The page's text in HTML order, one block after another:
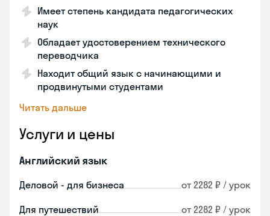
Имеет степень кандидата педагогических
наук
Обладает удостоверением технического
переводчика
Находит общий язык с начинающими и
продвинутыми студентами
Читать дальше
Услуги и цены
Английский язык
Деловой - для бизнеса от 2282 ₽ / урок
Для путешествий от 2282 ₽ / урок